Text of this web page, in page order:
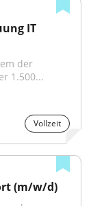
IT
der
1.500...
Vollzeit
(m/w/d)